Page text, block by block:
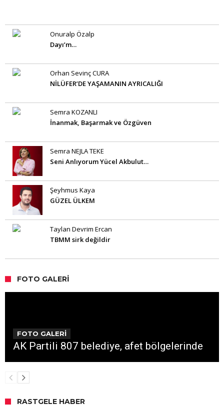
Onuralp Özalp
Dayı’m…
Orhan Sevinç CURA
NİLÜFER’DE YAŞAMANIN AYRICALIĞI
Semra KOZANLI
İnanmak, Başarmak ve Özgüven
Semra NEJLA TEKE
Seni Anlıyorum Yücel Akbulut…
Şeyhmus Kaya
GÜZEL ÜLKEM
Taylan Devrim Ercan
TBMM sirk değildir
FOTO GALERI
FOTO GALERİ
AK Partili 807 belediye, afet bölgelerinde
RASTGELE HABER